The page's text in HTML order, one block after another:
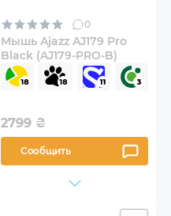
0
Мышь Ajazz AJ179 Pro
Black (AJ179-PRO-B)
2799 ₴
Сообщить